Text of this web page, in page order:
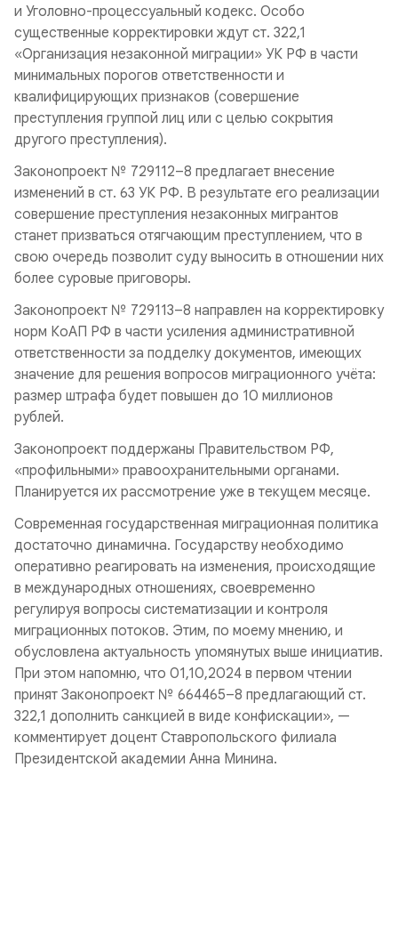
и Уголовно-процессуальный кодекс. Особо
существенные корректировки ждут ст. 322,1
«Организация незаконной миграции» УК РФ в части
минимальных порогов ответственности и
квалифицирующих признаков (совершение
преступления группой лиц или с целью сокрытия
другого преступления).
Законопроект № 729112–8 предлагает внесение
изменений в ст. 63 УК РФ. В результате его реализации
совершение преступления незаконных мигрантов
станет призваться отягчающим преступлением, что в
свою очередь позволит суду выносить в отношении них
более суровые приговоры.
Законопроект № 729113–8 направлен на корректировку
норм КоАП РФ в части усиления административной
ответственности за подделку документов, имеющих
значение для решения вопросов миграционного учёта:
размер штрафа будет повышен до 10 миллионов
рублей.
Законопроект поддержаны Правительством РФ,
«профильными» правоохранительными органами.
Планируется их рассмотрение уже в текущем месяце.
Современная государственная миграционная политика
достаточно динамична. Государству необходимо
оперативно реагировать на изменения, происходящие
в международных отношениях, своевременно
регулируя вопросы систематизации и контроля
миграционных потоков. Этим, по моему мнению, и
обусловлена актуальность упомянутых выше инициатив.
При этом напомню, что 01,10,2024 в первом чтении
принят Законопроект № 664465–8 предлагающий ст.
322,1 дополнить санкцией в виде конфискации», —
комментирует доцент Ставропольского филиала
Президентской академии Анна Минина.